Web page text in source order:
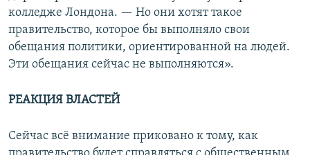
колледже Лондона. — Но они хотят такое
правительство, которое бы выполняло свои
обещания политики, ориентированной на людей.
Эти обещания сейчас не выполняются».
РЕАКЦИЯ ВЛАСТЕЙ
Сейчас всё внимание приковано к тому, как